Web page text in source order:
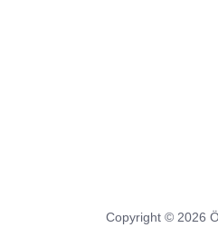
Copyright © 2026